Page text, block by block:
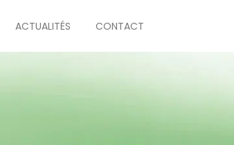
ACTUALITÉS CONTACT